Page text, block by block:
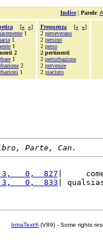
Indice| Parole:
[« »]
1
1
1
2
1
2
1
Frequenza [« »]
2 perseverano
2 persino
2 perso
2 pertinenti
2 perturbazione
2 pervenire
2 piaciuto
Parte, Can.
3,   0,  827
|
3,   0,  833
|
IntraText®(V89) - Some rights